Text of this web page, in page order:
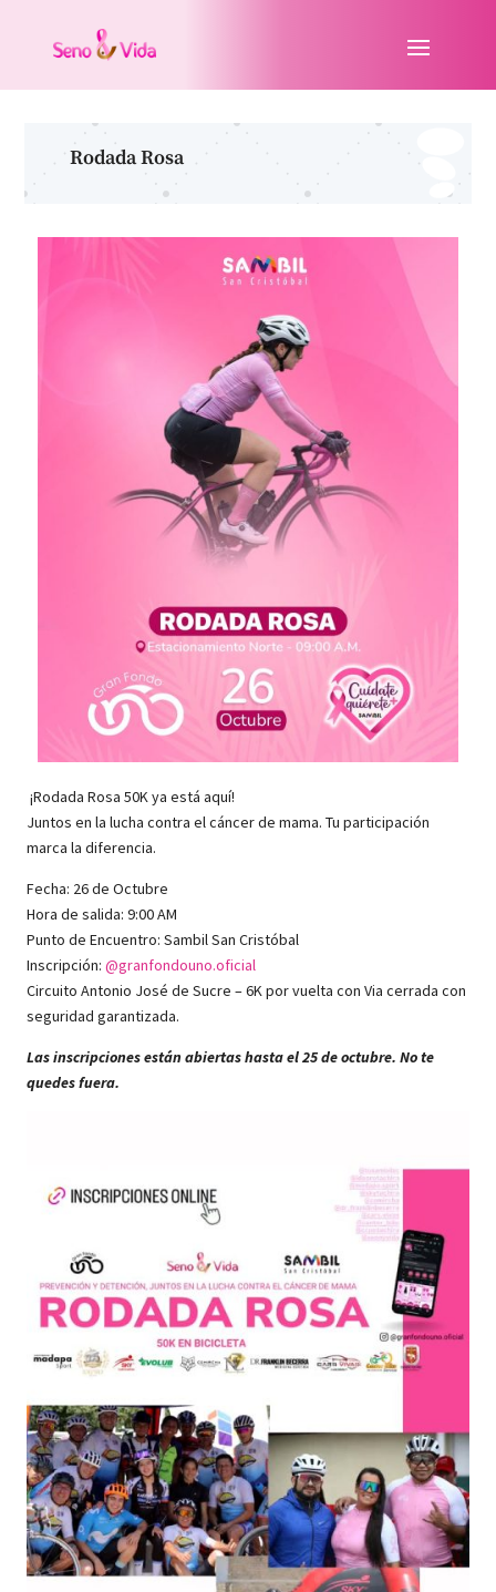
Rodada Rosa
¡Rodada Rosa 50K ya está aquí!
Juntos en la lucha contra el cáncer de mama. Tu participación
marca la diferencia.
Fecha: 26 de Octubre
Hora de salida: 9:00 AM
Punto de Encuentro: Sambil San Cristóbal
Inscripción:@granfondouno.oficial
Circuito Antonio José de Sucre – 6K por vuelta con Via cerrada con
seguridad garantizada.
Las inscripciones están abiertas hasta el 25 de octubre. No te
quedes fuera.